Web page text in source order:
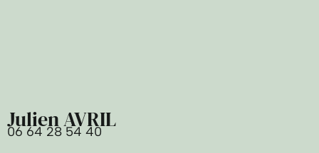
Julien AVRIL
06 64 28 54 40